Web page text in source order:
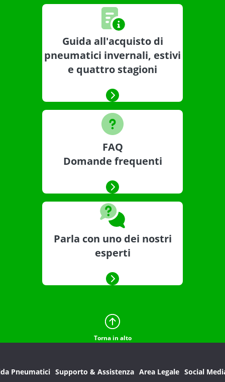
Guida all'acquisto di
pneumatici invernali, estivi
e quattro stagioni
FAQ
Domande frequenti
Parla con uno dei nostri
esperti
Torna in alto
Pneumatici Supporto & Assistenza Area Legale Social